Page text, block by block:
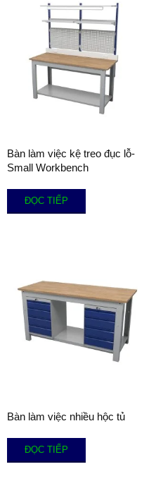
Bàn làm việc kệ treo đục lỗ-
Small Workbench
ĐỌC TIẾP
Bàn làm việc nhiều hộc tủ
ĐỌC TIẾP